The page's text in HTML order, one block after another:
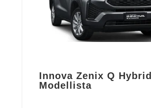
Innova Zenix Q Hybrid
Modellista